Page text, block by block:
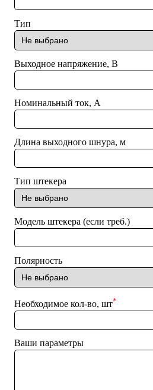
Тип
Выходное напряжение, В
Номинальный ток, А
Длина выходного шнура, м
Тип штекера
Модель штекера (если треб.)
Полярность
Необходимое кол-во, шт*
Ваши параметры